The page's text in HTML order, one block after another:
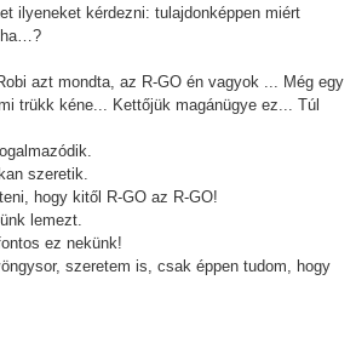
ilyeneket kérdezni: tulajdonképpen miért
ha…?
azt mondta, az R-GO én vagyok ... Még egy
trükk kéne... Kettőjük magánügye ez... Túl
szeretik.
hogy kitől R-GO az R-GO!
lemezt.
ez nekünk!
szeretem is, csak éppen tudom, hogy